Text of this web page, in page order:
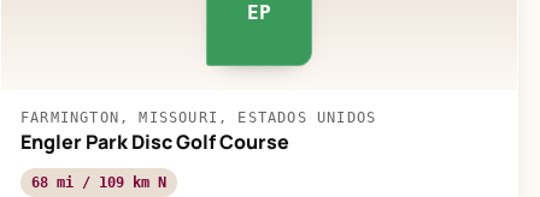
EP
FARMINGTON, MISSOURI, ESTADOS UNIDOS
Engler Park Disc Golf Course
68 mi / 109 km N